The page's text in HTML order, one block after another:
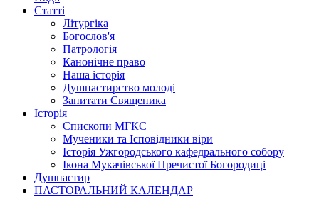
Статті
Літургіка
Богослов'я
Патрологія
Канонічне право
Наша історія
Душпастирство молоді
Запитати Священика
Історія
Єпископи МГКЄ
Мученики та Ісповідники віри
Історія Ужгородського кафедрального собору
Ікона Мукачівської Пречистої Богородиці
Душпастир
ПАСТОРАЛЬНИЙ КАЛЕНДАР